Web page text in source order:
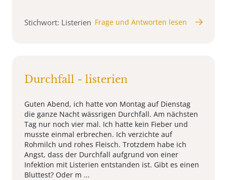
Stichwort: Listerien Frage und Antworten lesen
Durchfall - listerien
Guten Abend, ich hatte von Montag auf Dienstag
die ganze Nacht wässrigen Durchfall. Am nächsten
Tag nur noch vier mal. Ich hatte kein Fieber und
musste einmal erbrechen. Ich verzichte auf
Rohmilch und rohes Fleisch. Trotzdem habe ich
Angst, dass der Durchfall aufgrund von einer
Infektion mit Listerien entstanden ist. Gibt es einen
Bluttest? Oder m ...